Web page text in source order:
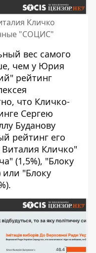
Кличко
"СОЦИС"
вес самого
чем у Юрия
рейтинг
что Кличко-
Сергею
Буданову
рейтинг его
Виталия Кличко"
(1,5%), "Блоку
или "Блоку